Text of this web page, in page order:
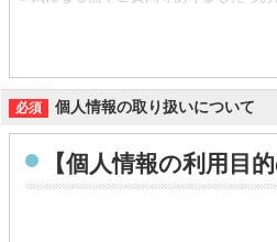
個人情報の取り扱いについて
【個人情報の利用目的